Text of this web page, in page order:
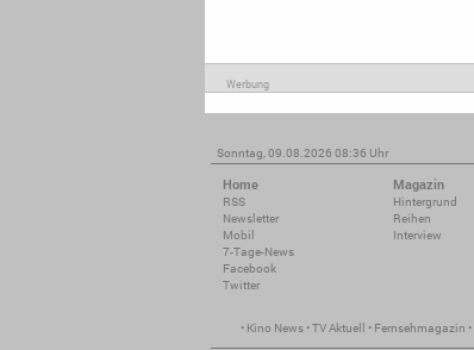
Werbung
Sonntag, 09.08.2026 08:36 Uhr
Home
RSS
Newsletter
Mobil
7-Tage-News
Facebook
Twitter
Magazin
Hintergrund
Reihen
Interview
• Kino News •TV Aktuell • Fernsehmagazin •